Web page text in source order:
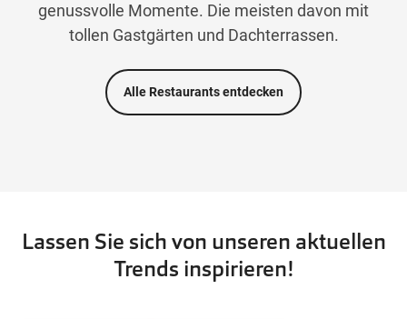
genussvolle Momente. Die meisten davon mit
tollen Gastgärten und Dachterrassen.
Alle Restaurants entdecken
Lassen Sie sich von unseren aktuellen
Trends inspirieren!